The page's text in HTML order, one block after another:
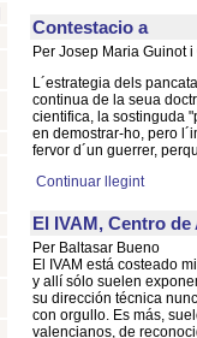
Contestacio a
Per Josep Maria Guinot i
L´estrategia dels
continua de la seua
cientifica, la sostinguda
en demostrar-ho, pero
fervor d´un guerrer,
Continuar llegint
El IVAM, Centro
Per Baltasar Bueno
El IVAM está costeado
y allí sólo suelen
su dirección técnica
con orgullo. Es más,
valencianos, de